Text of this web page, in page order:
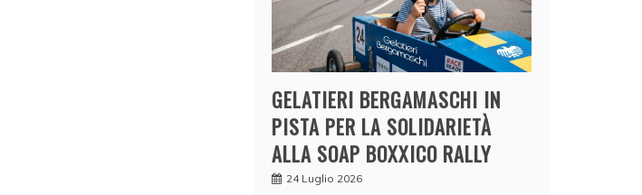
GELATIERI BERGAMASCHI IN
PISTA PER LA SOLIDARIETÀ
ALLA SOAP BOXXICO RALLY
24 Luglio 2026